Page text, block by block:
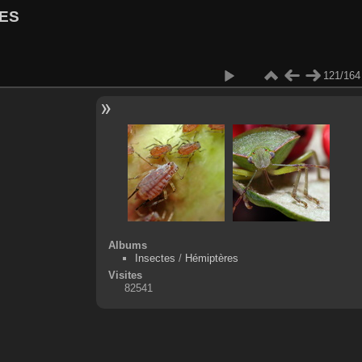
121/164
Albums
Insectes / Hémiptères
Visites
82541